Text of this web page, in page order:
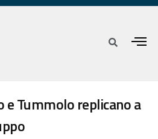
e Tummolo replicano a